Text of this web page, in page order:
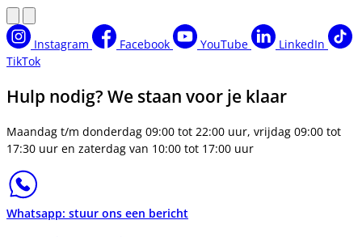
Instagram Facebook YouTube
LinkedIn
TikTok
Hulp nodig? We staan voor je klaar
Maandag t/m donderdag 09:00 tot 22:00 uur, vrijdag 09:00 tot
17:30 uur en zaterdag van 10:00 tot 17:00 uur
Whatsapp: stuur ons een bericht